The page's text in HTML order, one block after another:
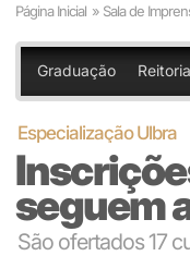
Página Inicial » Sala de
Graduação
Especialização Ulbra
seguem
São ofertados 17